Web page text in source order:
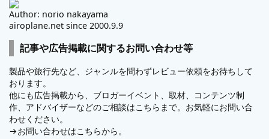
Author: norio nakayama
airoplane.net since 2000.9.9
記事や広告掲載に関するお問い合わせ等
製品や旅行先など、ジャンルを問わずレビュー依頼をお待ちして
おります。
他にも広告掲載から、ブロガーイベント、取材、コンテンツ制
作、アドバイザーなどのご相談はこちらまで。お気軽にお問い合
わせください。
→お問い合わせはこちらから。